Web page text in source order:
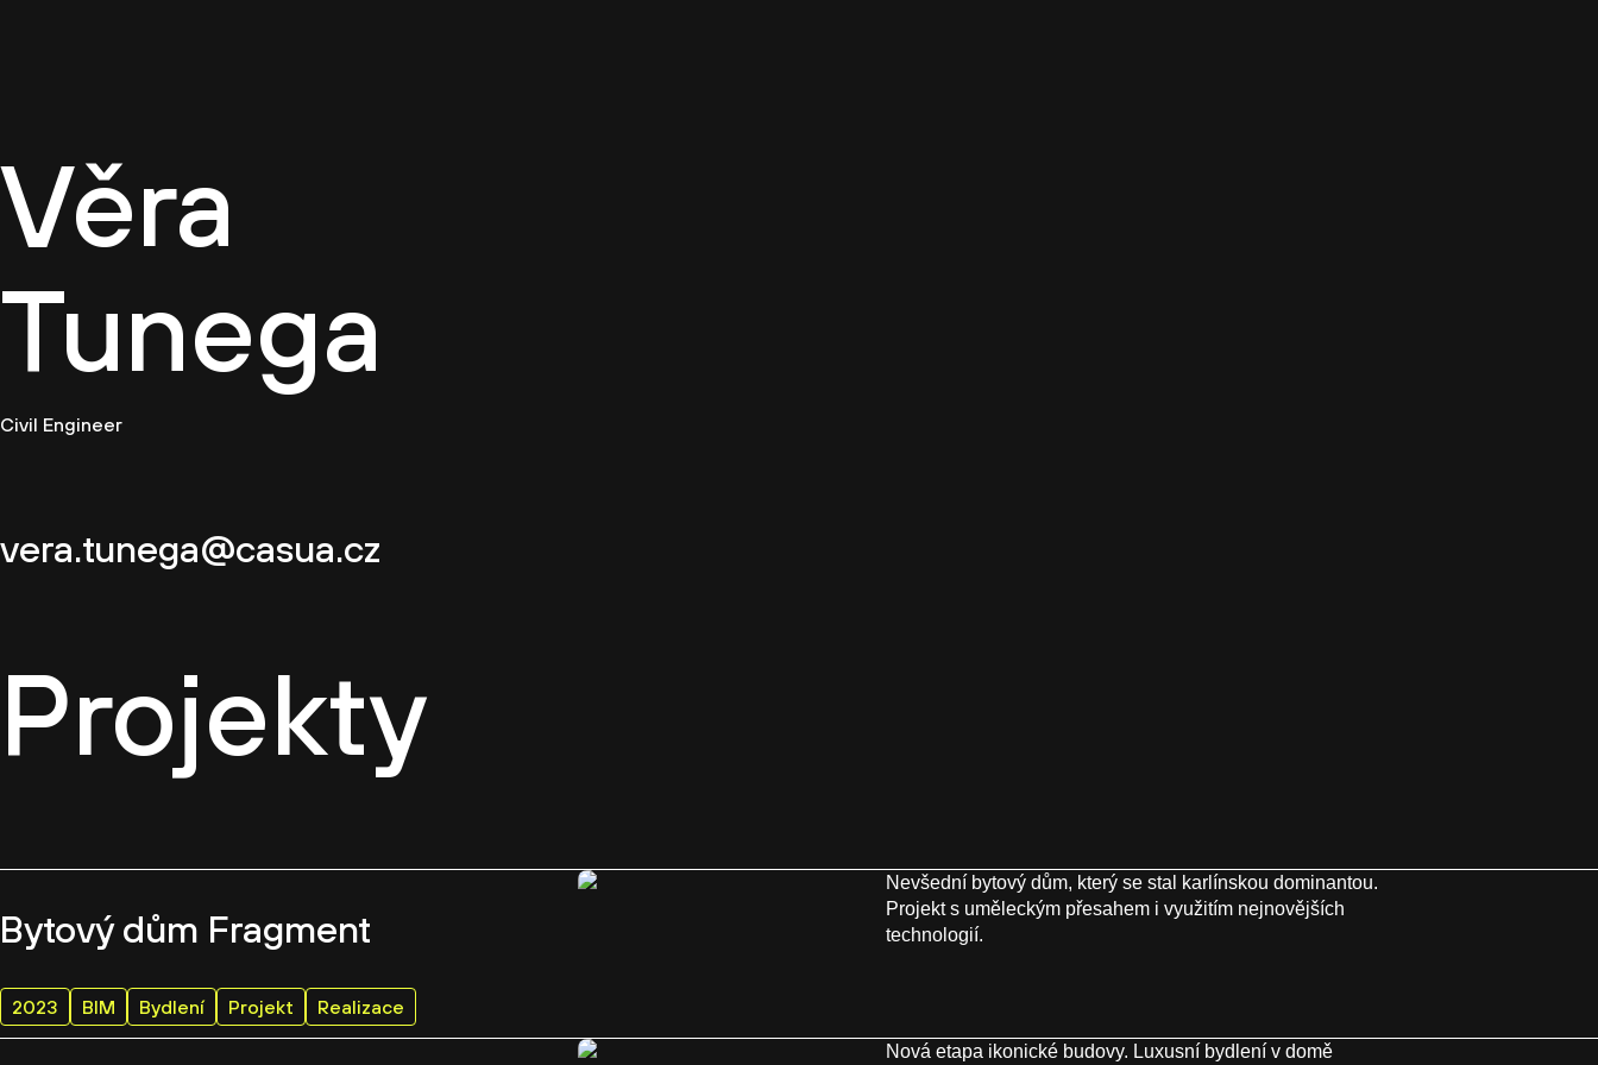
Věra
Tunega
Civil Engineer
vera.tunega@casua.cz
Projekty
Bytový dům Fragment
2023 BIM Bydlení Projekt Realizace
Nevšední bytový dům, který se stal karlínskou dominantou.
Projekt s uměleckým přesahem i využitím nejnovějších
technologií.
Nová etapa ikonické budovy. Luxusní bydlení v domě